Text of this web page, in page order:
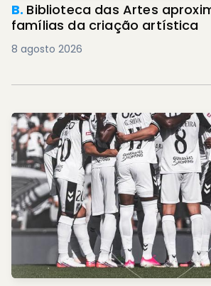
B. Biblioteca das Artes
famílias da criação artística
8 agosto 2026